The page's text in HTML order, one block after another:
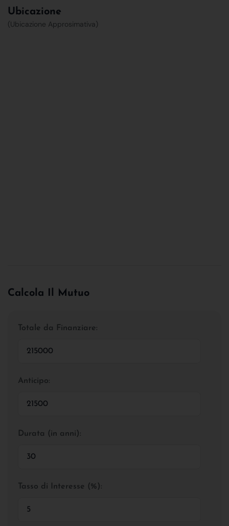
Ubicazione
(Ubicazione Approsimativa)
Calcola Il Mutuo
Totale da Finanziare:
Anticipo:
Durata (in anni):
Tasso di Interesse (%):